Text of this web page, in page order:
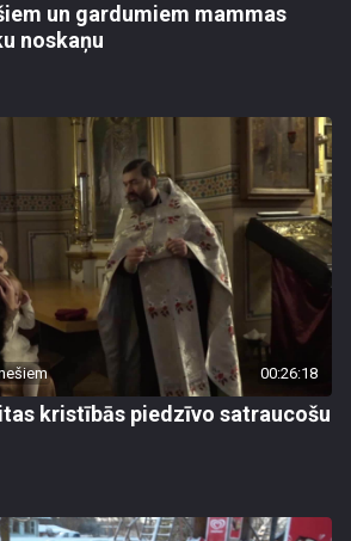
un gardumiem mammas
noskaņu
00:26:18
kristībās piedzīvo satraucošu